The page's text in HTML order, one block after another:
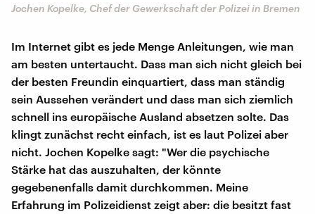
Jochen Kopelke, Chef der Gewerkschaft der Polizei in Bremen
Im Internet gibt es jede Menge Anleitungen, wie man
am besten untertaucht. Dass man sich nicht gleich bei
der besten Freundin einquartiert, dass man ständig
sein Aussehen verändert und dass man sich ziemlich
schnell ins europäische Ausland absetzen solte. Das
klingt zunächst recht einfach, ist es laut Polizei aber
nicht. Jochen Kopelke sagt: "Wer die psychische
Stärke hat das auszuhalten, der könnte
gegebenenfalls damit durchkommen. Meine
Erfahrung im Polizeidienst zeigt aber: die besitzt fast